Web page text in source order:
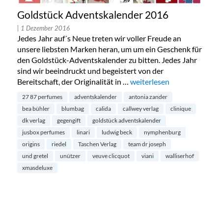
Goldstück Adventskalender 2016
| 1 Dezember 2016
Jedes Jahr auf´s Neue treten wir voller Freude an
unsere liebsten Marken heran, um um ein Geschenk für
den Goldstück-Adventskalender zu bitten. Jedes Jahr
sind wir beeindruckt und begeistert von der
Bereitschaft, der Originalität in … „Goldstück
weiterlesen
27 87 perfumes adventskalender
antonia zander
bea bühler
blumbag calida callwey verlag
clinique
dk verlag
gegengift
goldstück adventskalender
jusbox perfumes
linari ludwig beck
nymphenburg
origins
riedel Taschen Verlag
team dr joseph
und gretel
unützer veuve clicquot viani
walliserhof
xmasdeluxe